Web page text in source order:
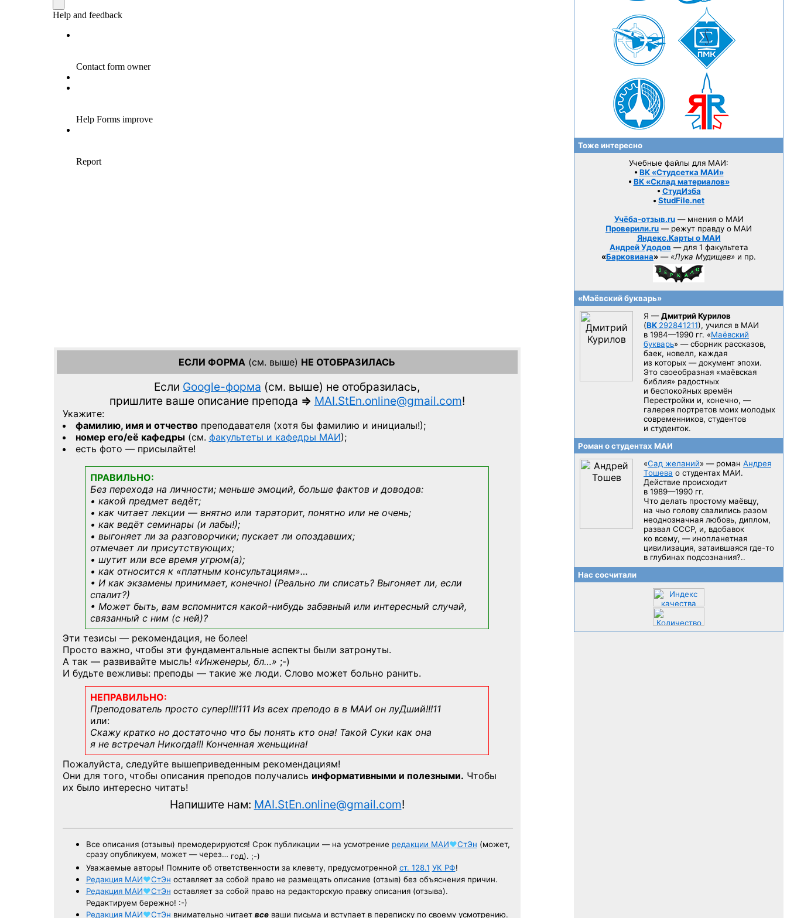
ЕСЛИ ФОРМА (см. выше) НЕ ОТОБРАЗИЛАСЬ
Если Google-форма (см. выше) не отобразилась,
пришлите ваше описание препода => MAI.StEn.online@gmail.com!
Укажите:
фамилию, имя и отчествопреподавателя (хотя бы фамилию и инициалы!);
номер его/её кафедры(см. факультеты и кафедры МАИ);
есть фото — присылайте!
ПРАВИЛЬНО:
Без перехода на личности; меньше эмоций, больше фактов и доводов:
• какой предмет ведёт;
• как читает лекции — внятно или тараторит, понятно или не очень;
• как ведёт семинары (и лабы!);
• выгоняет ли за разговорчики; пускает ли опоздавших;
отмечает ли присутствующих;
• шутит или все время угрюм(а);
• как относится к «платным консультациям»…
• И как экзамены принимает, конечно! (Реально ли списать? Выгоняет ли, если
спалит?)
• Может быть, вам вспомнится какой-нибудь забавный или интересный случай,
связанный с ним (с ней)?
Эти тезисы — рекомендация, не более!
Просто важно, чтобы эти фундаментальные аспекты были затронуты.
А так — развивайте мысль! «Инженеры, бл…» ;-)
И будьте вежливы: преподы — такие же люди. Слово может больно ранить.
НЕПРАВИЛЬНО:
Преподователь просто супер!!!!111 Из всех преподо в в МАИ он луДший!!!11
или:
Скажу кратко но достаточно что бы понять кто она! Такой Суки как она
я не встречал Никогда!!! Конченная женьщина!
Пожалуйста, следуйте вышеприведенным рекомендациям!
Они для того, чтобы описания преподов получались информативными и полезными. Чтобы
их было интересно читать!
Напишите нам: MAI.StEn.online@gmail.com!
Все описания (отзывы) премодерируются! Срок публикации — на усмотрение редакции МАИ♥СтЭн (может,
сразу опубликуем, может — через… год). ;-)
Уважаемые авторы! Помните об ответственности за клевету, предусмотренной ст. 128.1 УК РФ!
Редакция МАИ♥СтЭн оставляет за собой право не размещать описание (отзыв) без объяснения причин.
Редакция МАИ♥СтЭн оставляет за собой право на редакторскую правку описания (отзыва).
Редактируем бережно! :-)
Редакция МАИ♥СтЭн внимательно читает всеваши письма и вступает в переписку по своему усмотрению.
Тоже интересно
Учебные файлы для МАИ:
• ВК «Студсетка МАИ»
• ВК «Склад материалов»
• СтудИзба
• StudFile.net
Учёба-отзыв.ru— мнения о МАИ
Проверили.ru — режут правду о МАИ
Яндекс.Карты о МАИ
Андрей Удодов — для 1 факультета
«Барковиана» — «Лука Мудищев» и пр.
«Маёвский букварь»
Я —Дмитрий Курилов
(ВК 292841211), учился в МАИ
в 1984—1990 гг. «Маёвский
букварь» — сборник рассказов,
баек, новелл, каждая
из которых — документ эпохи.
Это своеобразная «маёвская
библия» радостных
и беспокойных времён
Перестройки и, конечно, —
галерея портретов моих молодых
современников, студентов
и студенток.
Роман о студентах МАИ
«Сад желаний» — роман Андрея
Тошева о студентах МАИ.
Действие происходит
в 1989—1990 гг.
Что делать простому маёвцу,
на чью голову свалились разом
неоднозначная любовь, диплом,
развал CCCP, и, вдобавок
ко всему, — инопланетная
цивилизация, затаившаяся где-то
в глубинах подсознания?..
Нас сосчитали